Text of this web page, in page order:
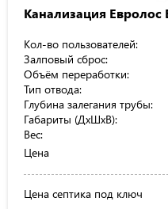
Канализация
Кол-во пользователей:
Залповый сброс:
Объём переработки:
Тип отвода:
Глубина залегания трубы:
Габариты (ДхШхВ):
Вес:
Цена
Цена септика под ключ